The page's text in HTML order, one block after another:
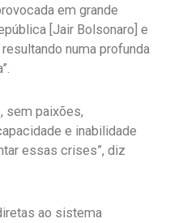
em grande
[Jair Bolsonaro] e
numa profunda
sem paixões,
e inabilidade
essas crises”, diz
ao sistema